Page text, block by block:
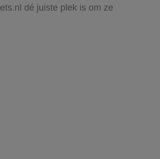
dé juiste plek is om ze